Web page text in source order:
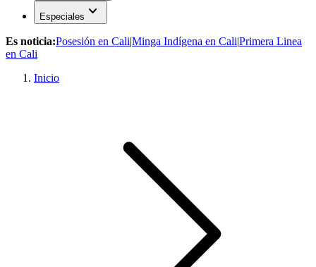
Especiales expand_more
Es noticia:Posesión en Cali|Minga Indígena en Cali|Primera Linea
en Cali
Inicio